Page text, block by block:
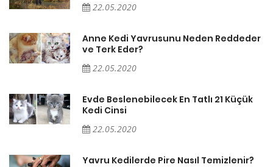
22.05.2020
Anne Kedi Yavrusunu Neden Reddeder
ve Terk Eder?
22.05.2020
Evde Beslenebilecek En Tatlı 21 Küçük
Kedi Cinsi
22.05.2020
Yavru Kedilerde Pire Nasıl Temizlenir?